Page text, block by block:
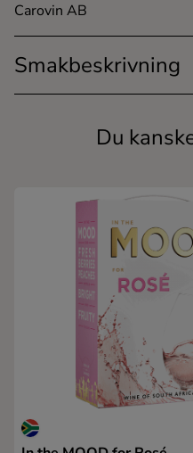
Carovin AB
Smakbeskrivning
Du